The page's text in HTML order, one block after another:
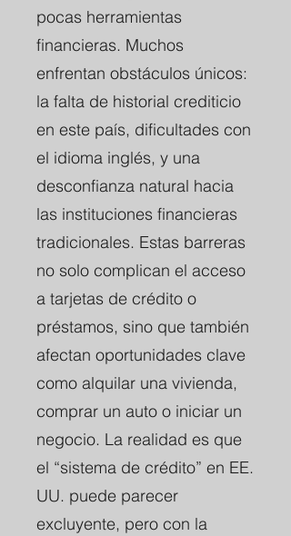
pocas herramientas
financieras. Muchos
enfrentan obstáculos únicos:
la falta de historial crediticio
en este país, dificultades con
el idioma inglés, y una
desconfianza natural hacia
las instituciones financieras
tradicionales. Estas barreras
no solo complican el acceso
a tarjetas de crédito o
préstamos, sino que también
afectan oportunidades clave
como alquilar una vivienda,
comprar un auto o iniciar un
negocio. La realidad es que
el “sistema de crédito” en EE.
UU. puede parecer
excluyente, pero con la